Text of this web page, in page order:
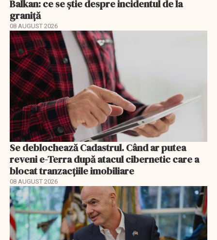
Balkan: ce se știe despre incidentul de la
graniță
08 AUGUST 2026
Se deblochează Cadastrul. Când ar putea
reveni e-Terra după atacul cibernetic care a
blocat tranzacțiile imobiliare
08 AUGUST 2026